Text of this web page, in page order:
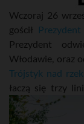
Wczoraj 26
gościł
Prezydent
Włodawie, oraz
Trójstyk nad
łaczą się trzy